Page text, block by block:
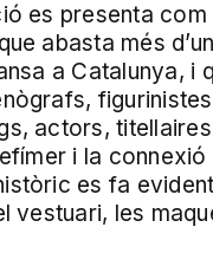
es presenta
abasta més
a Catalunya, i
actors,
i la connexió
es fa
vestuari, les